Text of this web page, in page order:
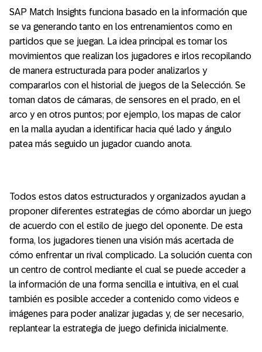
SAP Match Insights funciona basado en la información que
se va generando tanto en los entrenamientos como en
partidos que se juegan. La idea principal es tomar los
movimientos que realizan los jugadores e irlos recopilando
de manera estructurada para poder analizarlos y
compararlos con el historial de juegos de la Selección. Se
toman datos de cámaras, de sensores en el prado, en el
arco y en otros puntos; por ejemplo, los mapas de calor
en la malla ayudan a identificar hacia qué lado y ángulo
patea más seguido un jugador cuando anota.
Todos estos datos estructurados y organizados ayudan a
proponer diferentes estrategias de cómo abordar un juego
de acuerdo con el estilo de juego del oponente. De esta
forma, los jugadores tienen una visión más acertada de
cómo enfrentar un rival complicado. La solución cuenta con
un centro de control mediante el cual se puede acceder a
la información de una forma sencilla e intuitiva, en el cual
también es posible acceder a contenido como videos e
imágenes para poder analizar jugadas y, de ser necesario,
replantear la estrategia de juego definida inicialmente.